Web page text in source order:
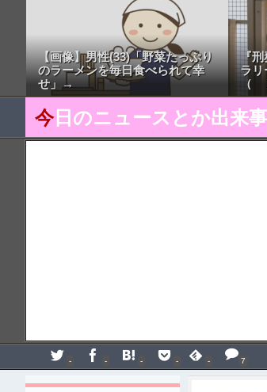
【画像】男性(33)「野菜たっぷり
のラーメンを毎日食べられて幸
せ」→
『刑
ラリ
（
今日のニュースとか出来事
- - - - - 7